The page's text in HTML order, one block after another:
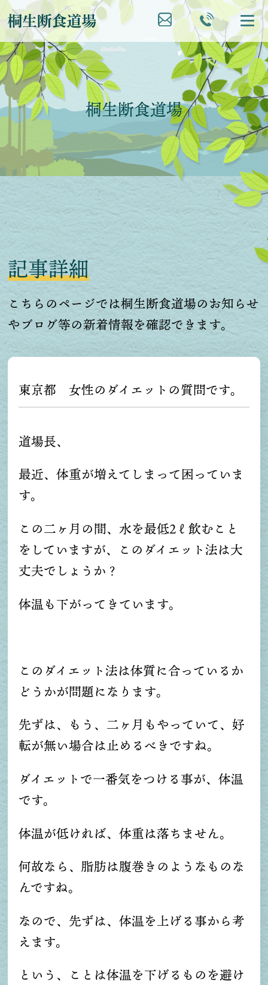
桐生断食道場
記事詳細
こちらのページでは桐生断食道場のお知らせ
やブログ等の新着情報を確認できます。
東京都 女性のダイエットの質問です。
道場長、
最近、体重が増えてしまって困っていま
す。
この二ヶ月の間、水を最低2ℓ飲むこと
をしていますが、このダイエット法は大
丈夫でしょうか？
体温も下がってきています。
このダイエット法は体質に合っているか
どうかが問題になります。
先ずは、もう、二ヶ月もやっていて、好
転が無い場合は止めるべきですね。
ダイエットで一番気をつける事が、体温
です。
体温が低ければ、体重は落ちません。
何故なら、脂肪は腹巻きのようなものな
んですね。
なので、先ずは、体温を上げる事から考
えます。
という、ことは体温を下げるものを避け